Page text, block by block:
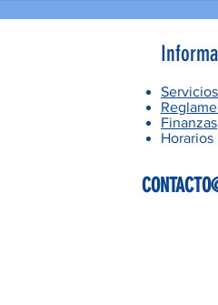
Servicios
Finanzas
Horarios